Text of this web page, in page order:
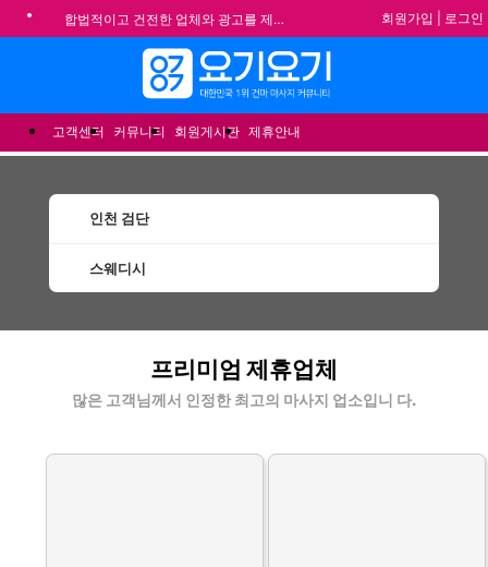
합법적이고 건전한 업체와 광고를 제휴합니다.
★요기요기 설 연휴 휴무 안내★
★ 요기요기 업체회원 안내사항 ★
불건전한 게시글은 삭제 및 회원탈퇴 됩니다.
회원가입 로그인
고객센터 커뮤니티 회원게시판 제휴안내
인천 검단
스웨디시
프리미엄 제휴업체
많은 고객님께서 인정한 최고의 마사지 업소입니 다.